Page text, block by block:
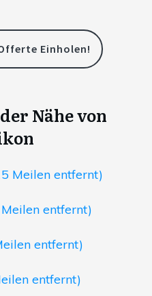
Einholen!
Nähe von
Meilen entfernt)
entfernt)
entfernt)
entfernt)